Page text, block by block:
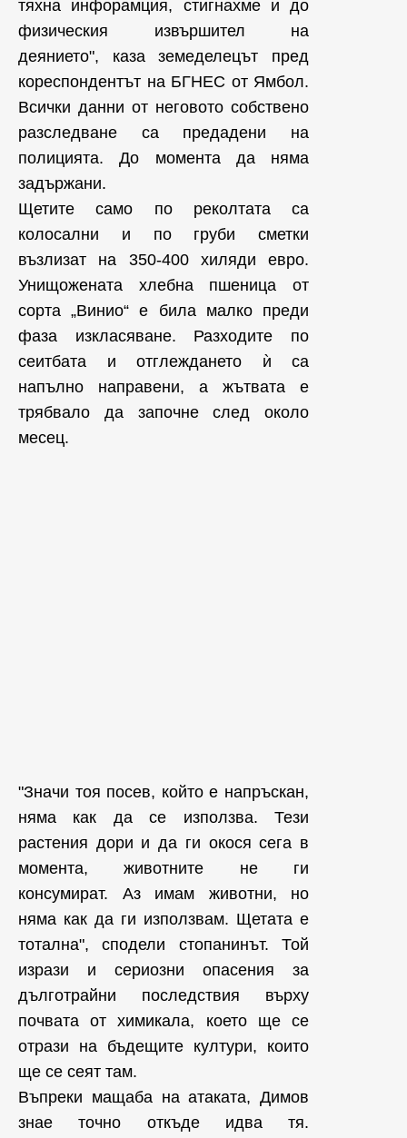
тяхна инфорамция, стигнахме и до
физическия извършител на
деянието", каза земеделецът пред
кореспондентът на БГНЕС от Ямбол.
Всички данни от неговото собствено
разследване са предадени на
полицията. До момента да няма
задържани.
Щетите само по реколтата са
колосални и по груби сметки
възлизат на 350-400 хиляди евро.
Унищожената хлебна пшеница от
сорта „Винио“ е била малко преди
фаза изкласяване. Разходите по
сеитбата и отглеждането ѝ са
напълно направени, а жътвата е
трябвало да започне след около
месец.
"Значи тоя посев, който е напръскан,
няма как да се използва. Тези
растения дори и да ги окося сега в
момента, животните не ги
консумират. Аз имам животни, но
няма как да ги използвам. Щетата е
тотална", сподели стопанинът. Той
изрази и сериозни опасения за
дълготрайни последствия върху
почвата от химикала, което ще се
отрази на бъдещите култури, които
ще се сеят там.
Въпреки мащаба на атаката, Димов
знае точно откъде идва тя.